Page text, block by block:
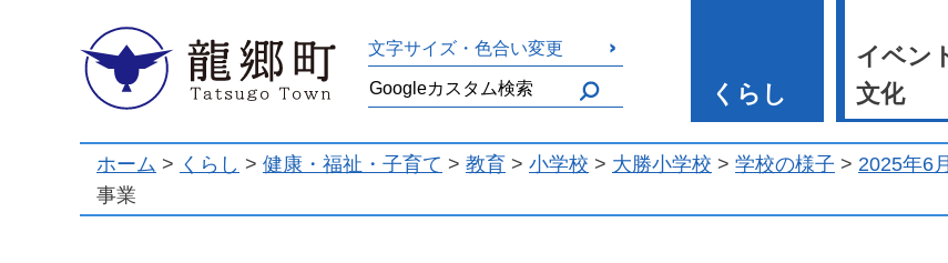
龍郷町 文字サイズ・色合い変更
くらし
イベン
文化
ホーム > くらし > 健康・福祉・子育て > 教育 > 小学校 > 大勝小学校 > 学校の様子 > 2025年6月
事業